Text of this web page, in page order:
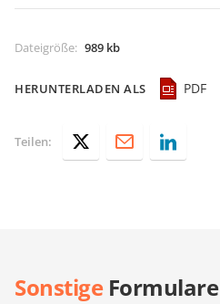
Dateigröße: 989 kb
HERUNTERLADEN ALS PDF
Teilen:
SonstigeFormulare